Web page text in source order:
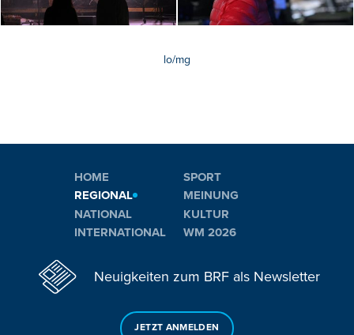
lo/mg
HOME
REGIONAL
NATIONAL
INTERNATIONAL
SPORT
MEINUNG
KULTUR
WM 2026
Neuigkeiten zum BRF als Newsletter
JETZT ANMELDEN